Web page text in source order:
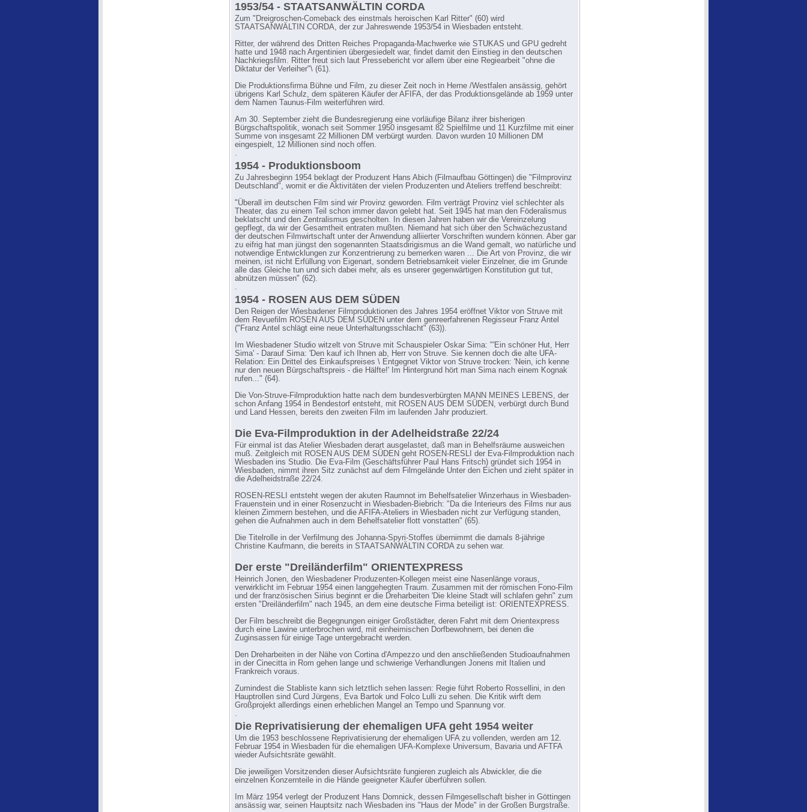
1953/54 - STAATSANWÄLTIN CORDA
Zum "Dreigroschen-Comeback des einstmals heroischen Karl Ritter" (60) wird
STAATSANWÄLTIN CORDA, der zur Jahreswende 1953/54 in Wiesbaden entsteht.
Ritter, der während des Dritten Reiches Propaganda-Machwerke wie STUKAS und GPU gedreht
hatte und 1948 nach Argentinien übergesiedelt war, findet damit den Einstieg in den deutschen
Nachkriegsfilm. Ritter freut sich laut Pressebericht vor allem über eine Regiearbeit "ohne die
Diktatur der Verleiher"\ (61).
Die Produktionsfirma Bühne und Film, zu dieser Zeit noch in Herne /Westfalen ansässig, gehört
übrigens Karl Schulz, dem späteren Käufer der AFIFA, der das Produktionsgelände ab 1959 unter
dem Namen Taunus-Film weiterführen wird.
Am 30. September zieht die Bundesregierung eine vorläufige Bilanz ihrer bisherigen
Bürgschaftspolitik, wonach seit Sommer 1950 insgesamt 82 Spielfilme und 11 Kurzfilme mit einer
Summe von insgesamt 22 Millionen DM verbürgt wurden. Davon wurden 10 Millionen DM
eingespielt, 12 Millionen sind noch offen.
.
1954 - Produktionsboom
Zu Jahresbeginn 1954 beklagt der Produzent Hans Abich (Filmaufbau Göttingen) die "Filmprovinz
Deutschland", womit er die Aktivitäten der vielen Produzenten und Ateliers treffend beschreibt:
"Überall im deutschen Film sind wir Provinz geworden. Film verträgt Provinz viel schlechter als
Theater, das zu einem Teil schon immer davon gelebt hat. Seit 1945 hat man den Föderalismus
beklatscht und den Zentralismus gescholten. In diesen Jahren haben wir die Vereinzelung
gepflegt, da wir der Gesamtheit entraten mußten. Niemand hat sich über den Schwächezustand
der deutschen Filmwirtschaft unter der Anwendung alliierter Vorschriften wundern können. Aber gar
zu eifrig hat man jüngst den sogenannten Staatsdirigismus an die Wand gemalt, wo natürliche und
notwendige Entwicklungen zur Konzentrierung zu bemerken waren ... Die Art von Provinz, die wir
meinen, ist nicht Erfüllung von Eigenart, sondern Betriebsamkeit vieler Einzelner, die im Grunde
alle das Gleiche tun und sich dabei mehr, als es unserer gegenwärtigen Konstitution gut tut,
abnützen müssen" (62).
.
1954 - ROSEN AUS DEM SÜDEN
Den Reigen der Wiesbadener Filmproduktionen des Jahres 1954 eröffnet Viktor von Struve mit
dem Revuefilm ROSEN AUS DEM SÜDEN unter dem genreerfahrenen Regisseur Franz Antel
("Franz Antel schlägt eine neue Unterhaltungsschlacht" (63)).
Im Wiesbadener Studio witzelt von Struve mit Schauspieler Oskar Sima: "'Ein schöner Hut, Herr
Sima' - Darauf Sima: 'Den kauf ich Ihnen ab, Herr von Struve. Sie kennen doch die alte UFA-
Relation: Ein Drittel des Einkaufspreises \ Entgegnet Viktor von Struve trocken: 'Nein, ich kenne
nur den neuen Bürgschaftspreis - die Hälfte!' Im Hintergrund hört man Sima nach einem Kognak
rufen..." (64).
Die Von-Struve-Filmproduktion hatte nach dem bundesverbürgten MANN MEINES LEBENS, der
schon Anfang 1954 in Bendestorf entsteht, mit ROSEN AUS DEM SÜDEN, verbürgt durch Bund
und Land Hessen, bereits den zweiten Film im laufenden Jahr produziert.
Die Eva-Filmproduktion in der Adelheidstraße 22/24
Für einmal ist das Atelier Wiesbaden derart ausgelastet, daß man in Behelfsräume ausweichen
muß. Zeitgleich mit ROSEN AUS DEM SÜDEN geht ROSEN-RESLI der Eva-Filmproduktion nach
Wiesbaden ins Studio. Die Eva-Film (Geschäftsführer Paul Hans Fritsch) gründet sich 1954 in
Wiesbaden, nimmt ihren Sitz zunächst auf dem Filmgelände Unter den Eichen und zieht später in
die Adelheidstraße 22/24.
ROSEN-RESLI entsteht wegen der akuten Raumnot im Behelfsatelier Winzerhaus in Wiesbaden-
Frauenstein und in einer Rosenzucht in Wiesbaden-Biebrich: "Da die Interieurs des Films nur aus
kleinen Zimmern bestehen, und die AFIFA-Ateliers in Wiesbaden nicht zur Verfügung standen,
gehen die Aufnahmen auch in dem Behelfsatelier flott vonstatten" (65).
Die Titelrolle in der Verfilmung des Johanna-Spyri-Stoffes übernimmt die damals 8-jährige
Christine Kaufmann, die bereits in STAATSANWÄLTIN CORDA zu sehen war.
Der erste "Dreiländerfilm" ORIENTEXPRESS
Heinrich Jonen, den Wiesbadener Produzenten-Kollegen meist eine Nasenlänge voraus,
verwirklicht im Februar 1954 einen langgehegten Traum. Zusammen mit der römischen Fono-Film
und der französischen Sirius beginnt er die Dreharbeiten 'Die kleine Stadt will schlafen gehn" zum
ersten "Dreiländerfilm" nach 1945, an dem eine deutsche Firma beteiligt ist: ORIENTEXPRESS.
Der Film beschreibt die Begegnungen einiger Großstädter, deren Fahrt mit dem Orientexpress
durch eine Lawine unterbrochen wird, mit einheimischen Dorfbewohnern, bei denen die
Zuginsassen für einige Tage untergebracht werden.
Den Dreharbeiten in der Nähe von Cortina d'Ampezzo und den anschließenden Studioaufnahmen
in der Cinecitta in Rom gehen lange und schwierige Verhandlungen Jonens mit Italien und
Frankreich voraus.
Zumindest die Stabliste kann sich letztlich sehen lassen: Regie führt Roberto Rossellini, in den
Hauptrollen sind Curd Jürgens, Eva Bartok und Folco Lulli zu sehen. Die Kritik wirft dem
Großprojekt allerdings einen erheblichen Mangel an Tempo und Spannung vor.
.
Die Reprivatisierung der ehemaligen UFA geht 1954 weiter
Um die 1953 beschlossene Reprivatisierung der ehemaligen UFA zu vollenden, werden am 12.
Februar 1954 in Wiesbaden für die ehemaligen UFA-Komplexe Universum, Bavaria und AFTFA
wieder Aufsichtsräte gewählt.
Die jeweiligen Vorsitzenden dieser Aufsichtsräte fungieren zugleich als Abwickler, die die
einzelnen Konzernteile in die Hände geeigneter Käufer überführen sollen.
Im März 1954 verlegt der Produzent Hans Domnick, dessen Filmgesellschaft bisher in Göttingen
ansässig war, seinen Hauptsitz nach Wiesbaden ins "Haus der Mode" in der Großen Burgstraße.